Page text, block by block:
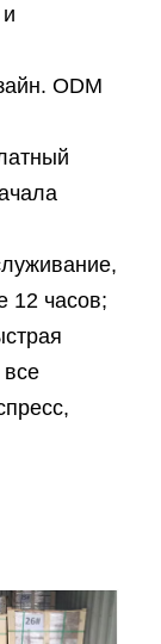
ODM
12 часов;